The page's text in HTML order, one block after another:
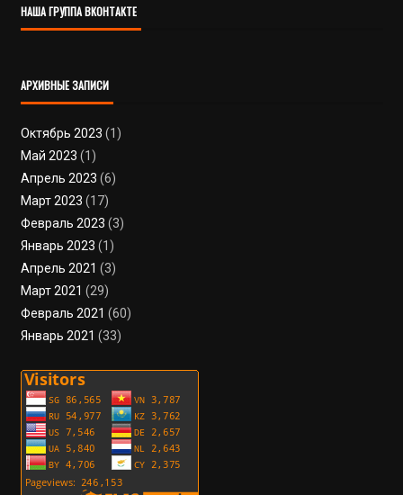
НАША ГРУППА ВКОНТАКТЕ
АРХИВНЫЕ ЗАПИСИ
Октябрь 2023 (1)
Май 2023 (1)
Апрель 2023 (6)
Март 2023 (17)
Февраль 2023 (3)
Январь 2023 (1)
Апрель 2021 (3)
Март 2021 (29)
Февраль 2021 (60)
Январь 2021 (33)